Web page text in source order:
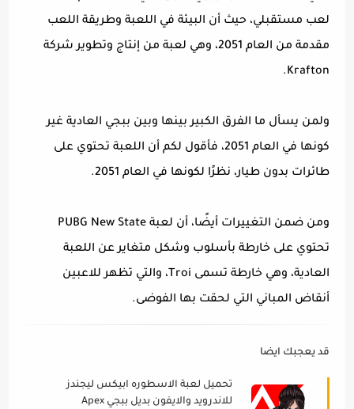
لعب مستقبلي، حيث أن البيئة في اللعبة وطريقة اللعب
مقدمة من العام 2051، وهي لعبة من إنتاج وتطوير شركة
Krafton.
ولمن يسأل ما الفرق الكبير بينها وبين ببجي العادية غير
كونها في العام 2051، فأقول لكم أن اللعبة تحتوي على
طائرات بدون طيار، نظرًا لكونها في العام 2051.
ومن ضمن التغييرات أيضًا، أن لعبة PUBG New State
تحتوي على خارطة بأسلوب وشكل متغاير عن اللعبة
العادية، وهي خارطة تسمى Troi، والتي تظهر للاعبين
أنقاض المباني التي لحقت بها الفوضى.
قد يعجبك ايضا
تحميل لعبة الاسطوره ابيكس ليجندز
للاندرويد والايفون بديل ببجي Apex